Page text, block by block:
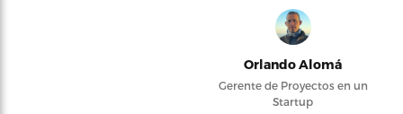
Orlando Alomá
Gerente de Proyectos en un
Startup